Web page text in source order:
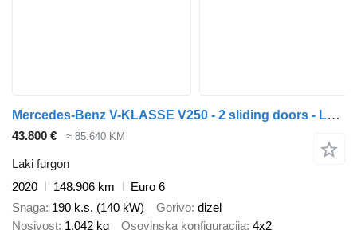
Mercedes-Benz V-KLASSE V250 - 2 sliding doors - L2H1 - Silver-grey - Towbar -
43.800 € ≈ 85.640 KM
Laki furgon
2020
148.906 km
Euro 6
Snaga 190 k.s. (140 kW) Gorivo dizel
Nosivost 1.042 kg Osovinska konfiguracija 4x2